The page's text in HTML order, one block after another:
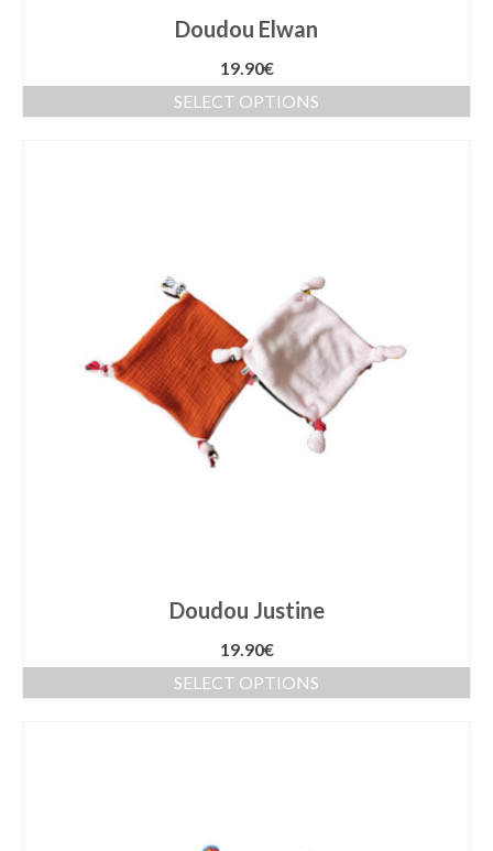
Doudou Elwan
19.90€
SELECT OPTIONS
Doudou Justine
19.90€
SELECT OPTIONS